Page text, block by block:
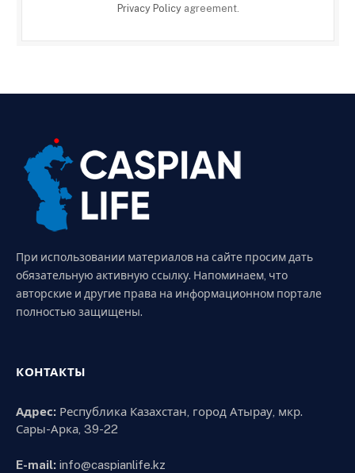
Privacy Policyagreement.
При использовании материалов на сайте просим дать
обязательную активную ссылку. Напоминаем, что
авторские и другие права на информационном портале
полностью защищены.
КОНТАКТЫ
Адрес: Республика Казахстан, город Атырау, мкр.
Сары-Арка, 39-22
E-mail: info@caspianlife.kz